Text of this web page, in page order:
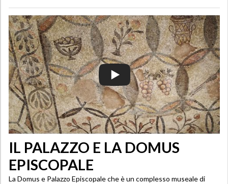
IL PALAZZO E LA DOMUS
EPISCOPALE
La Domus e Palazzo Episcopale che è un complesso museale di